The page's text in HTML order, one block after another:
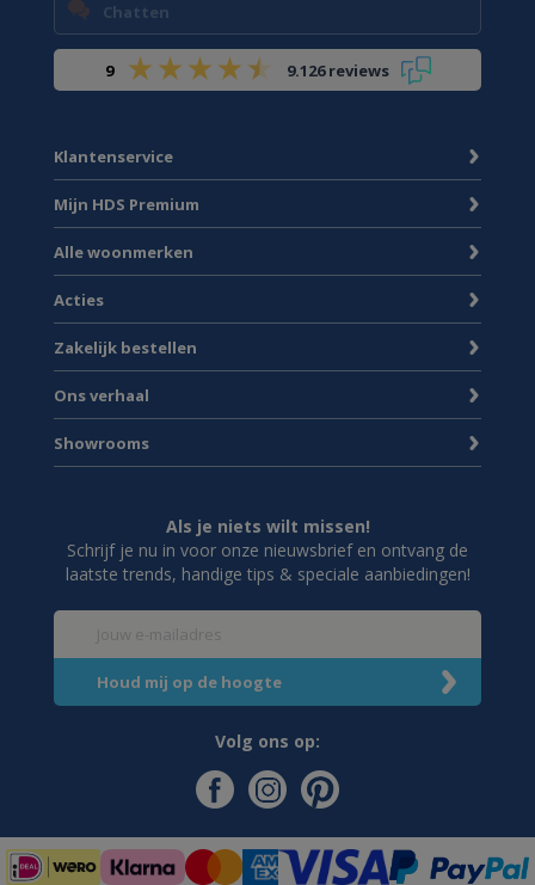
Chatten
9 9.126 reviews
Klantenservice
Mijn HDS Premium
Alle woonmerken
Acties
Zakelijk bestellen
Ons verhaal
Showrooms
Als je niets wilt missen!
Schrijf je nu in voor onze nieuwsbrief en ontvang de
laatste trends, handige tips & speciale aanbiedingen!
Volg ons op: